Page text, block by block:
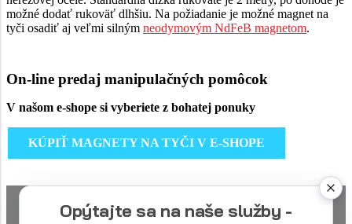
možné dodať rukoväť dlhšiu. Na požiadanie je možné magnet na
tyči osadiť aj veľmi silným neodymovým NdFeB magnetom.
On-line predaj manipulačných pomôcok
V našom e-shope si vyberiete z bohatej ponuky
KÚPIŤ MAGNETY NA TYČI V E-SHOPE
Opýtajte sa na naše služby -